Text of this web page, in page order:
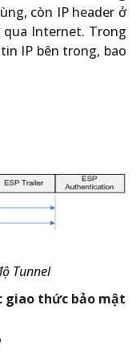
còn IP header ở
Internet. Trong
IP bên trong, bao
Tunnel
giao thức bảo mật